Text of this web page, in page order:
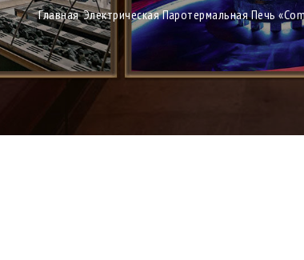
Главная Электрическая Паротермальная Печь